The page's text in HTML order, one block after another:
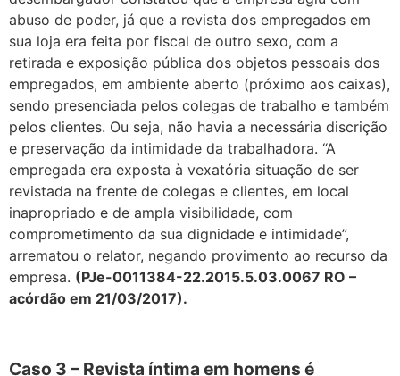
abuso de poder, já que a revista dos empregados em
sua loja era feita por fiscal de outro sexo, com a
retirada e exposição pública dos objetos pessoais dos
empregados, em ambiente aberto (próximo aos caixas),
sendo presenciada pelos colegas de trabalho e também
pelos clientes. Ou seja, não havia a necessária discrição
e preservação da intimidade da trabalhadora. “A
empregada era exposta à vexatória situação de ser
revistada na frente de colegas e clientes, em local
inapropriado e de ampla visibilidade, com
comprometimento da sua dignidade e intimidade”,
arrematou o relator, negando provimento ao recurso da
empresa. (PJe-0011384-22.2015.5.03.0067 RO –
acórdão em 21/03/2017).
Caso 3 – Revista íntima em homens é